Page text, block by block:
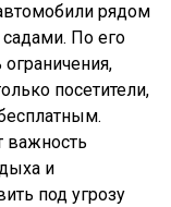
рядом
По его
посетители,
важность
и
под угрозу